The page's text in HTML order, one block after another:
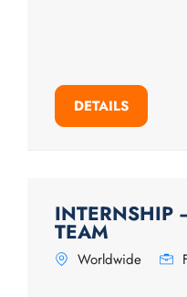
DETAILS
INTERNSHIP
TEAM
Worldwide